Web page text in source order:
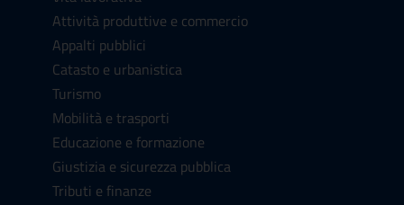
Attività produttive e commercio
Appalti pubblici
Catasto e urbanistica
Turismo
Mobilità e trasporti
Educazione e formazione
Giustizia e sicurezza pubblica
Tributi e finanze